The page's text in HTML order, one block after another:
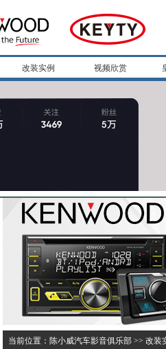
改装实例 视频欣赏
当前位置： 陈小威汽车影音俱乐部 >> 改装